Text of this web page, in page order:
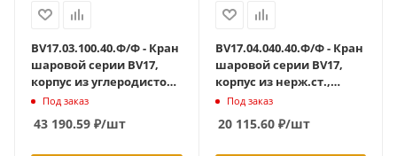
BV17.03.100.40.Ф/Ф - Кран
шаровой серии BV17,
корпус из углеродистой
стали,
НЕПОЛНОПРОХОДНЫЙ,
DN100, PN40,(
Под заказ
43 190.59 ₽/шт
BV17.04.040.40.Ф/Ф - Кран
шаровой серии BV17,
корпус из нерж.ст.,
полнопроходной DN40
PN40, ф/ф с ISO-фланцем
F05/F07
Под заказ
20 115.60₽/шт